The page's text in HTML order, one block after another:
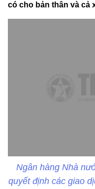
có cho bản thân và cả
Ngân hàng Nhà
quyết định các giao